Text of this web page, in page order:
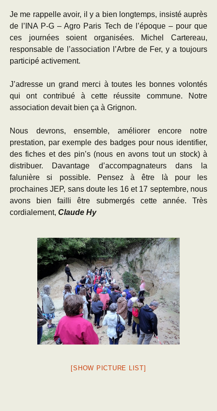
Je me rappelle avoir, il y a bien longtemps, insisté auprès
de l’INA P-G – Agro Paris Tech de l’époque – pour que
ces journées soient organisées. Michel Cartereau,
responsable de l’association l’Arbre de Fer, y a toujours
participé activement.
J’adresse un grand merci à toutes les bonnes volontés
qui ont contribué à cette réussite commune. Notre
association devait bien ça à Grignon.
Nous devrons, ensemble, améliorer encore notre
prestation, par exemple des badges pour nous identifier,
des fiches et des pin’s (nous en avons tout un stock) à
distribuer. Davantage d’accompagnateurs dans la
falunière si possible. Pensez à être là pour les
prochaines JEP, sans doute les 16 et 17 septembre, nous
avons bien failli être submergés cette année. Très
cordialement, Claude Hy
[SHOW PICTURE LIST]